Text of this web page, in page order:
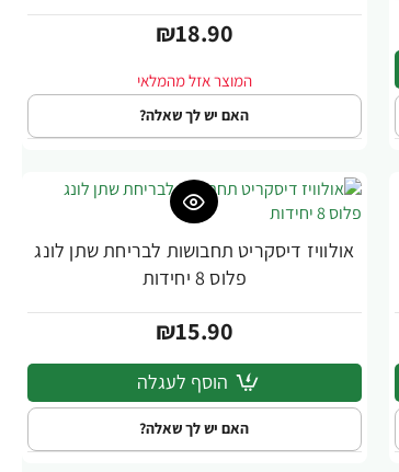
₪18.90
האם יש לך שאלה?
אולוויז דיסקריט תחבושות לבריחת שתן לונג
פלוס 8 יחידות
₪15.90
הוסף לעגלה
האם יש לך שאלה?